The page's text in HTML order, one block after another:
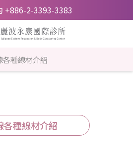
+886-2-3393-3383
各種線材介紹
各種線材介紹